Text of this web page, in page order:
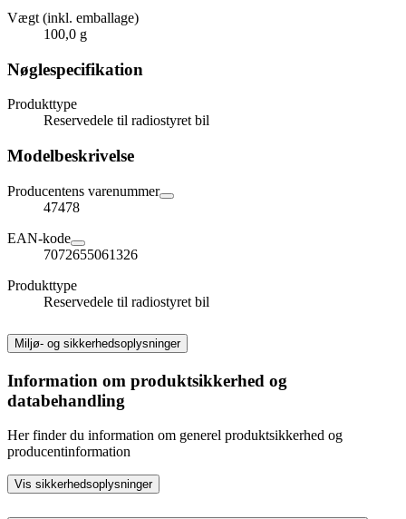
Vægt (inkl. emballage)
100,0 g
Nøglespecifikation
Produkttype
Reservedele til radiostyret bil
Modelbeskrivelse
Producentens varenummer
47478
EAN-kode
7072655061326
Produkttype
Reservedele til radiostyret bil
Miljø- og sikkerhedsoplysninger
Information om produktsikkerhed og
databehandling
Her finder du information om generel produktsikkerhed og
producentinformation
Vis sikkerhedsoplysninger